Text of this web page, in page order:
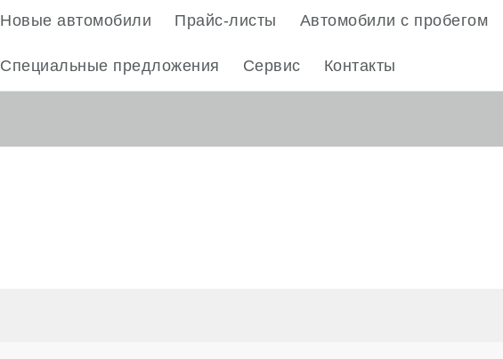
Новые автомобили Прайс-листы Автомобили с пробегом
Специальные предложения Сервис Контакты